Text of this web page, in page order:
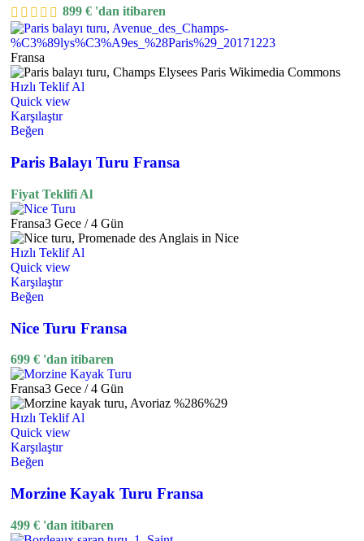
899 € 'dan itibaren
Fransa
Hızlı Teklif Al
Quick view
Karşılaştır
Beğen
Paris Balayı Turu Fransa
Fiyat Teklifi Al
Fransa3 Gece / 4 Gün
Hızlı Teklif Al
Quick view
Karşılaştır
Beğen
Nice Turu Fransa
699 € 'dan itibaren
Fransa3 Gece / 4 Gün
Hızlı Teklif Al
Quick view
Karşılaştır
Beğen
Morzine Kayak Turu Fransa
499 € 'dan itibaren